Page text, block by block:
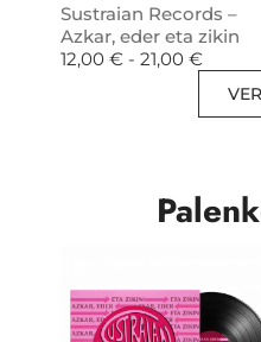
Sustraian Records –
Azkar, eder eta zikin
12,00 € - 21,00 €